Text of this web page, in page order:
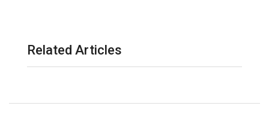
Related Articles